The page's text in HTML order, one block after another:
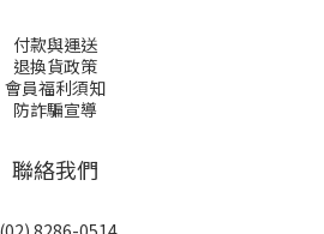
付款與運送
退換貨政策
會員福利須知
防詐騙宣導
聯絡我們